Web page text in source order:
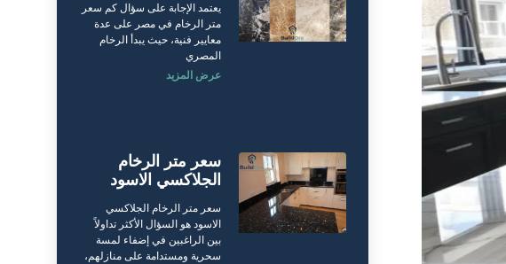
يعتمد الإجابة على سؤال كم سعر
متر الرخام في مصر على عدة
معايير فنية، حيث يبدأ الرخام
المصري
عرض المزيد
سعر متر الرخام
الجلاكسي الاسود
سعر متر الرخام الجلاكسي
الاسود هو السؤال الأكثر تداولاً
بين الراغبين في إضفاء لمسة
سحرية ومستدامة على منازلهم،